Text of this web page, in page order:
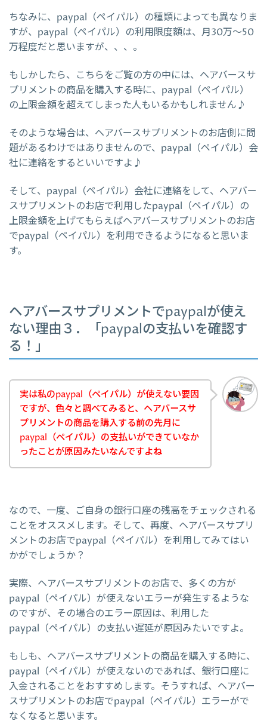
ちなみに、paypal（ペイパル）の種類によっても異なりま
すが、paypal（ペイパル）の利用限度額は、月30万～50
万程度だと思いますが、、、。
もしかしたら、こちらをご覧の方の中には、ヘアバースサ
プリメントの商品を購入する時に、paypal（ペイパル）
の上限金額を超えてしまった人もいるかもしれません♪
そのような場合は、ヘアバースサプリメントのお店側に問
題があるわけではありませんので、paypal（ペイパル）会
社に連絡をするといいですよ♪
そして、paypal（ペイパル）会社に連絡をして、ヘアバー
スサプリメントのお店で利用したpaypal（ペイパル）の
上限金額を上げてもらえばヘアバースサプリメントのお店
でpaypal（ペイパル）を利用できるようになると思いま
す。
ヘアバースサプリメントでpaypalが使え
ない理由３．「paypalの支払いを確認す
る！」
実は私のpaypal（ペイパル）が使えない要因
ですが、色々と調べてみると、ヘアバースサ
プリメントの商品を購入する前の先月に
paypal（ペイパル）の支払いができていなか
ったことが原因みたいなんですよね
なので、一度、ご自身の銀行口座の残高をチェックされる
ことをオススメします。そして、再度、ヘアバースサプリ
メントのお店でpaypal（ペイパル）を利用してみてはい
かがでしょうか？
実際、ヘアバースサプリメントのお店で、多くの方が
paypal（ペイパル）が使えないエラーが発生するような
のですが、その場合のエラー原因は、利用した
paypal（ペイパル）の支払い遅延が原因みたいですよ。
もしも、ヘアバースサプリメントの商品を購入する時に、
paypal（ペイパル）が使えないのであれば、銀行口座に
入金されることをおすすめします。そうすれば、ヘアバー
スサプリメントのお店でpaypal（ペイパル）エラーがで
なくなると思います。